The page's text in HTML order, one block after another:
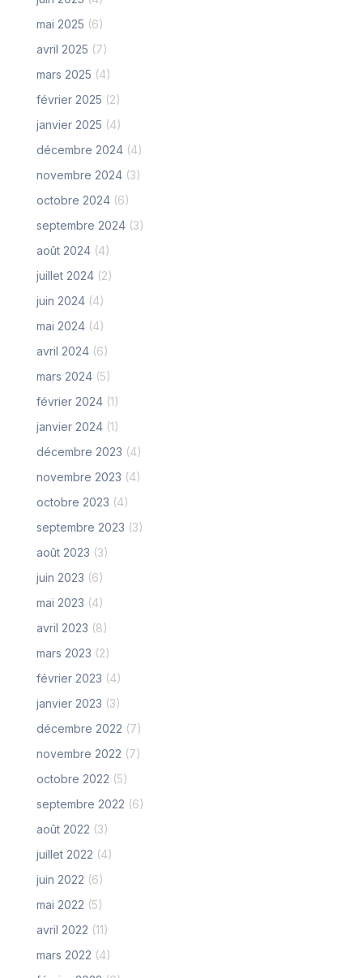
mai 2025 (6)
avril 2025 (7)
mars 2025 (4)
février 2025 (2)
janvier 2025 (4)
décembre 2024 (4)
novembre 2024 (3)
octobre 2024 (6)
septembre 2024 (3)
août 2024 (4)
juillet 2024 (2)
juin 2024 (4)
mai 2024 (4)
avril 2024 (6)
mars 2024 (5)
février 2024 (1)
janvier 2024 (1)
décembre 2023 (4)
novembre 2023 (4)
octobre 2023 (4)
septembre 2023 (3)
août 2023 (3)
juin 2023 (6)
mai 2023 (4)
avril 2023 (8)
mars 2023 (2)
février 2023 (4)
janvier 2023 (3)
décembre 2022 (7)
novembre 2022 (7)
octobre 2022 (5)
septembre 2022 (6)
août 2022 (3)
juillet 2022 (4)
juin 2022 (6)
mai 2022 (5)
avril 2022 (11)
mars 2022 (4)